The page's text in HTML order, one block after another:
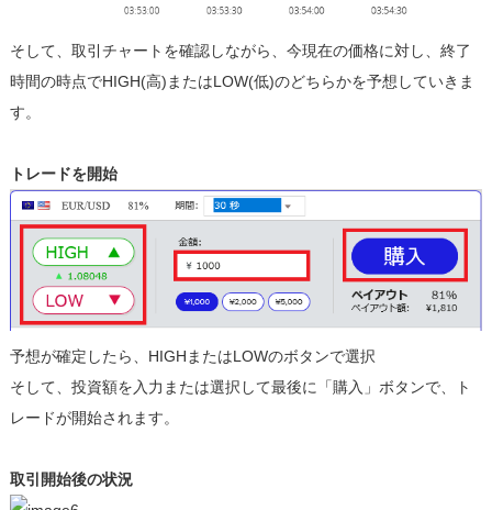
そして、取引チャートを確認しながら、今現在の価格に対し、終了
時間の時点でHIGH(高)またはLOW(低)のどちらかを予想していきま
す。
トレードを開始
予想が確定したら、HIGHまたはLOWのボタンで選択
そして、投資額を入力または選択して最後に「購入」ボタンで、ト
レードが開始されます。
取引開始後の状況